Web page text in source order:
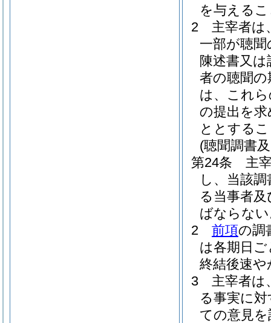
を与える
2
主宰者は
一部が聴
陳述書又
者の聴聞
は、これ
の提出を
ととする
(聴聞調書
第24条
主
し、当該
る当事者
ばならな
2
前項の調
は各期日
終結後速
3
主宰者は
る事実に
ての意見